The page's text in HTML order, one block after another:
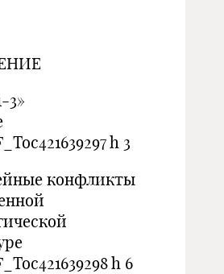
3»
h 3
конфликты
h 6